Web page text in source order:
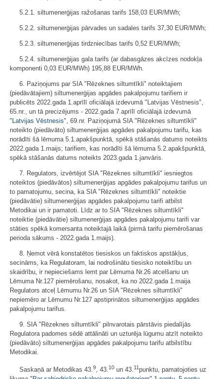
5.2.1. siltumenerģijas ražošanas tarifs 158,03 EUR/MWh;
5.2.2. siltumenerģijas pārvades un sadales tarifs 37,30 EUR/MWh;
5.2.3. siltumenerģijas tirdzniecības tarifs 0,52 EUR/MWh;
5.2.4. siltumenerģijas gala tarifs (ar dabasgāzes akcīzes nodokļa
komponenti 0,03 EUR/MWh) 195,88 EUR/MWh.
6. Paziņojums par SIA "Rēzeknes siltumtīkli" noteiktajiem
(piedāvātajiem) siltumenerģijas apgādes pakalpojumu tarifiem ir
publicēts 2022.gada 1.aprīlī oficiālajā izdevumā "Latvijas Vēstnesis",
65.nr., un tā precizējums - 2022.gada 7.aprīlī oficiālajā izdevumā
" Latvijas Vēstnesis", 69.nr. Paziņojumā SIA "Rēzeknes siltumtīkli"
noteikto (piedāvāto) siltumenerģijas apgādes pakalpojumu tarifu, kas
norādīti šā lēmuma 5.1.apakšpunktā, spēkā stāšanās datums noteikts
2022.gada 1.maijs; tarifiem, kas norādīti šā lēmuma 5.2.apakšpunktā,
spēkā stāšanās datums noteikts 2023.gada 1.janvāris.
7. Regulators, izvērtējot SIA "Rēzeknes siltumtīkli" iesniegtos
noteiktos (piedāvātos) siltumenerģijas apgādes pakalpojumu tarifus un
to pamatojumu, secina, ka SIA "Rēzeknes siltumtīkli" noteiktie
(piedāvātie) siltumenerģijas apgādes pakalpojumu tarifi atbilst
Metodikai un ir pamatoti. Līdz ar to SIA "Rēzeknes siltumtīkli"
noteiktie (piedāvātie) siltumenerģijas apgādes pakalpojumu tarifi var
stāties spēkā komersanta noteiktajā laikā (pirmā tarifu piemērošanas
perioda sākums - 2022.gada 1.maijs).
8. Ņemot vērā konstatētos tiesiskos un faktiskos apstākļus,
secināms, ka Regulatoram, lai nodrošinātu tiesisko noteiktību un
skaidrību, ir nepieciešams lemt par Lēmuma Nr.26 atcelšanu un
Lēmuma Nr.127 piemērošanu, nosakot, ka no 2022.gada 1.maija
Regulators atceļ Lēmumu Nr.26 un SIA "Rēzeknes siltumtīkli"
nepiemēro ar Lēmumu Nr.127 apstiprinātos siltumenerģijas apgādes
pakalpojumu tarifus.
9. SIA "Rēzeknes siltumtīkli" pilnvarotais pārstāvis piedalījās
Regulatora padomes sēdē attālināti un uzturēja lūgumu atzīt noteikto
(piedāvāto) siltumenerģijas apgādes pakalpojumu tarifu atbilstību
Metodikai.
Saskaņā ar Metodikas 43.9, 43.10 un 43.11punktu, pamatojoties uz